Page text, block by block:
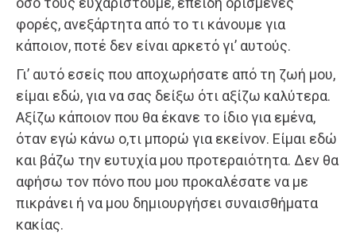
φορές, ανεξάρτητα από το τι κάνουμε για
κάποιον, ποτέ δεν είναι αρκετό γι’ αυτούς.
Γι’ αυτό εσείς που αποχωρήσατε από τη ζωή μου,
είμαι εδώ, για να σας δείξω ότι αξίζω καλύτερα.
Αξίζω κάποιον που θα έκανε το ίδιο για εμένα,
όταν εγώ κάνω ο,τι μπορώ για εκείνον. Είμαι εδώ
και βάζω την ευτυχία μου προτεραιότητα. Δεν θα
αφήσω τον πόνο που μου προκαλέσατε να με
πικράνει ή να μου δημιουργήσει συναισθήματα
κακίας.